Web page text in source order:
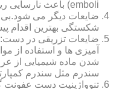
emboli) باعث نارسایی ریه (ARDS) عوارض مغزی و
ضایعات دیگر می
شکستگی بهترین اقدام
ضایعات تزریقی در
آمیزی ها و استفاده از
شدن ماده شیمیایی از
سندرم مثل سندرم
تنوواژینیت دست عفونت